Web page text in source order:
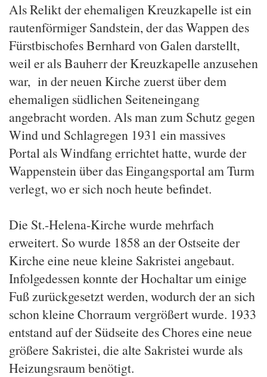
Als Relikt der ehemaligen Kreuzkapelle ist ein
rautenförmiger Sandstein, der das Wappen des
Fürstbischofes Bernhard von Galen darstellt,
weil er als Bauherr der Kreuzkapelle anzusehen
war, in der neuen Kirche zuerst über dem
ehemaligen südlichen Seiteneingang
angebracht worden. Als man zum Schutz gegen
Wind und Schlagregen 1931 ein massives
Portal als Windfang errichtet hatte, wurde der
Wappenstein über das Eingangsportal am Turm
verlegt, wo er sich noch heute befindet.
Die St.-Helena-Kirche wurde mehrfach
erweitert. So wurde 1858 an der Ostseite der
Kirche eine neue kleine Sakristei angebaut.
Infolgedessen konnte der Hochaltar um einige
Fuß zurückgesetzt werden, wodurch der an sich
schon kleine Chorraum vergrößert wurde. 1933
entstand auf der Südseite des Chores eine neue
größere Sakristei, die alte Sakristei wurde als
Heizungsraum benötigt.